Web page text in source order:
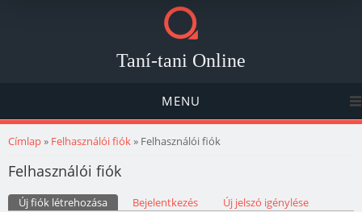
Taní-tani Online
MENU
Jelenlegi hely
Címlap» Felhasználói fiók» Felhasználói fiók
Felhasználói fiók
Elsődleges fülek
Új fiók létrehozása (aktív fül)Bejelentkezés Új jelszó igénylése